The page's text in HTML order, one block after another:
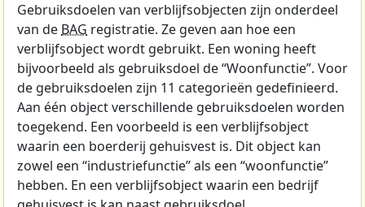
Gebruiksdoelen van verblijfsobjecten zijn onderdeel
van de BAG registratie. Ze geven aan hoe een
verblijfsobject wordt gebruikt. Een woning heeft
bijvoorbeeld als gebruiksdoel de “Woonfunctie”. Voor
de gebruiksdoelen zijn 11 categorieën gedefinieerd.
Aan één object verschillende gebruiksdoelen worden
toegekend. Een voorbeeld is een verblijfsobject
waarin een boerderij gehuisvest is. Dit object kan
zowel een “industriefunctie” als een “woonfunctie”
hebben. En een verblijfsobject waarin een bedrijf